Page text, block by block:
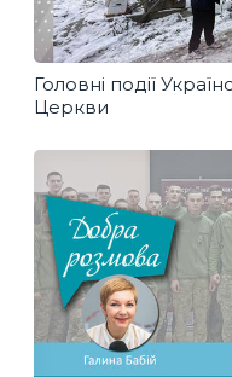
Головні події
Церкви